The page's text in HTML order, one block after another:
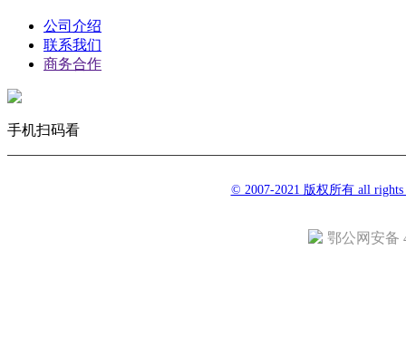
公司介绍
联系我们
商务合作
手机扫码看
© 2007-2021 版权所有 all
鄂公网安备